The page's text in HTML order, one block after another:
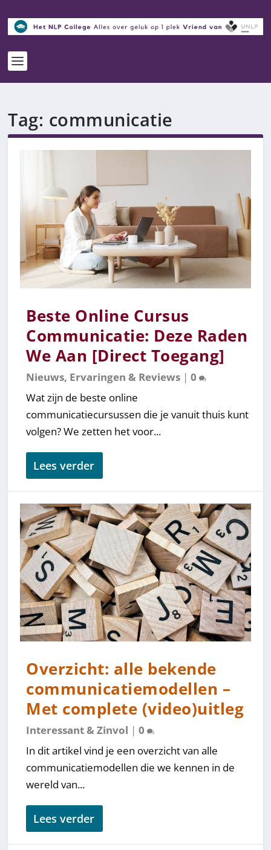
Tag: communicatie
Beste Online Cursus
Communicatie: Deze Raden
We Aan [Direct Toegang]
Nieuws, Ervaringen & Reviews |0
Wat zijn de beste online
communicatiecursussen die je vanuit thuis kunt
volgen? We zetten het voor...
Lees verder
Overzicht: alle bekende
communicatiemodellen –
Met complete (video)uitleg
Interessant & Zinvol |0
In dit artikel vind je een overzicht van alle
communicatiemodellen die we kennen in de
wereld van...
Lees verder